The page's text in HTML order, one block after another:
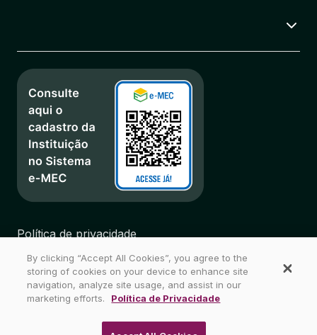
Política de privacidade
Biblioteca
Mapa do Site
By clicking “Accept All Cookies”, you agree to the
storing of cookies on your device to enhance site
navigation, analyze site usage, and assist in our
marketing efforts.
Política de Privacidade